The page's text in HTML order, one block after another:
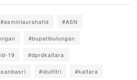
#asminlaurahafid #ASN
#bupatibulungan
19 #dprdkaltara
#idulfitri #kaltara